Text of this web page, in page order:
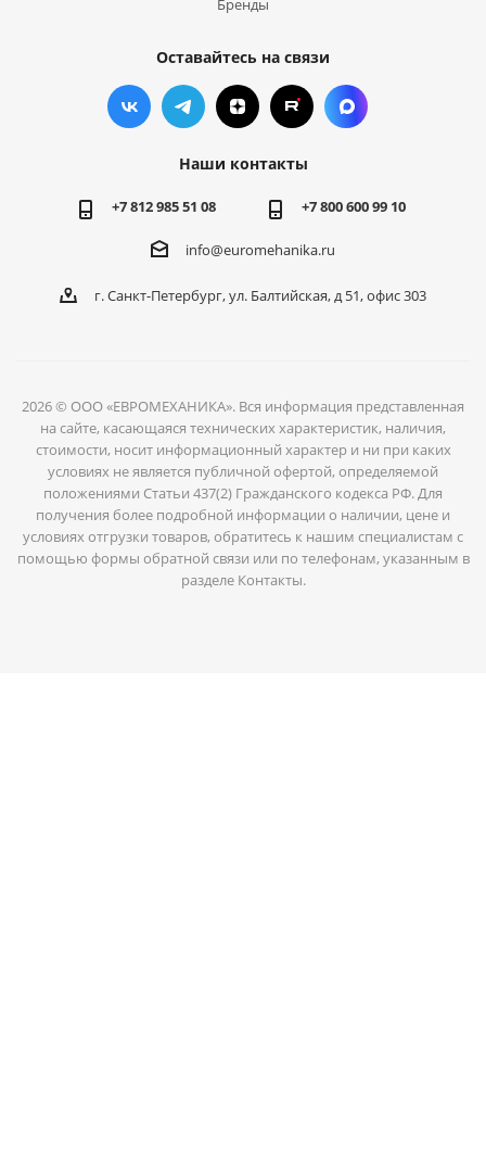
Бренды
Оставайтесь на связи
Наши контакты
+7 812 985 51 08 +7 800 600 99 10
info@euromehanika.ru
г. Санкт-Петербург, ул. Балтийская, д 51, офис 303
2026 © ООО «ЕВРОМЕХАНИКА». Вся информация представленная
на сайте, касающаяся технических характеристик, наличия,
стоимости, носит информационный характер и ни при каких
условиях не является публичной офертой, определяемой
положениями Статьи 437(2) Гражданского кодекса РФ. Для
получения более подробной информации о наличии, цене и
условиях отгрузки товаров, обратитесь к нашим специалистам с
помощью формы обратной связи или по телефонам, указанным в
разделе Контакты.